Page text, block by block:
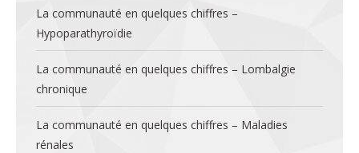
La communauté en quelques chiffres –
Hypoparathyroïdie
La communauté en quelques chiffres – Lombalgie
chronique
La communauté en quelques chiffres – Maladies
rénales